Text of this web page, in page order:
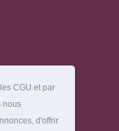
CGU et par
nous
d'offrir